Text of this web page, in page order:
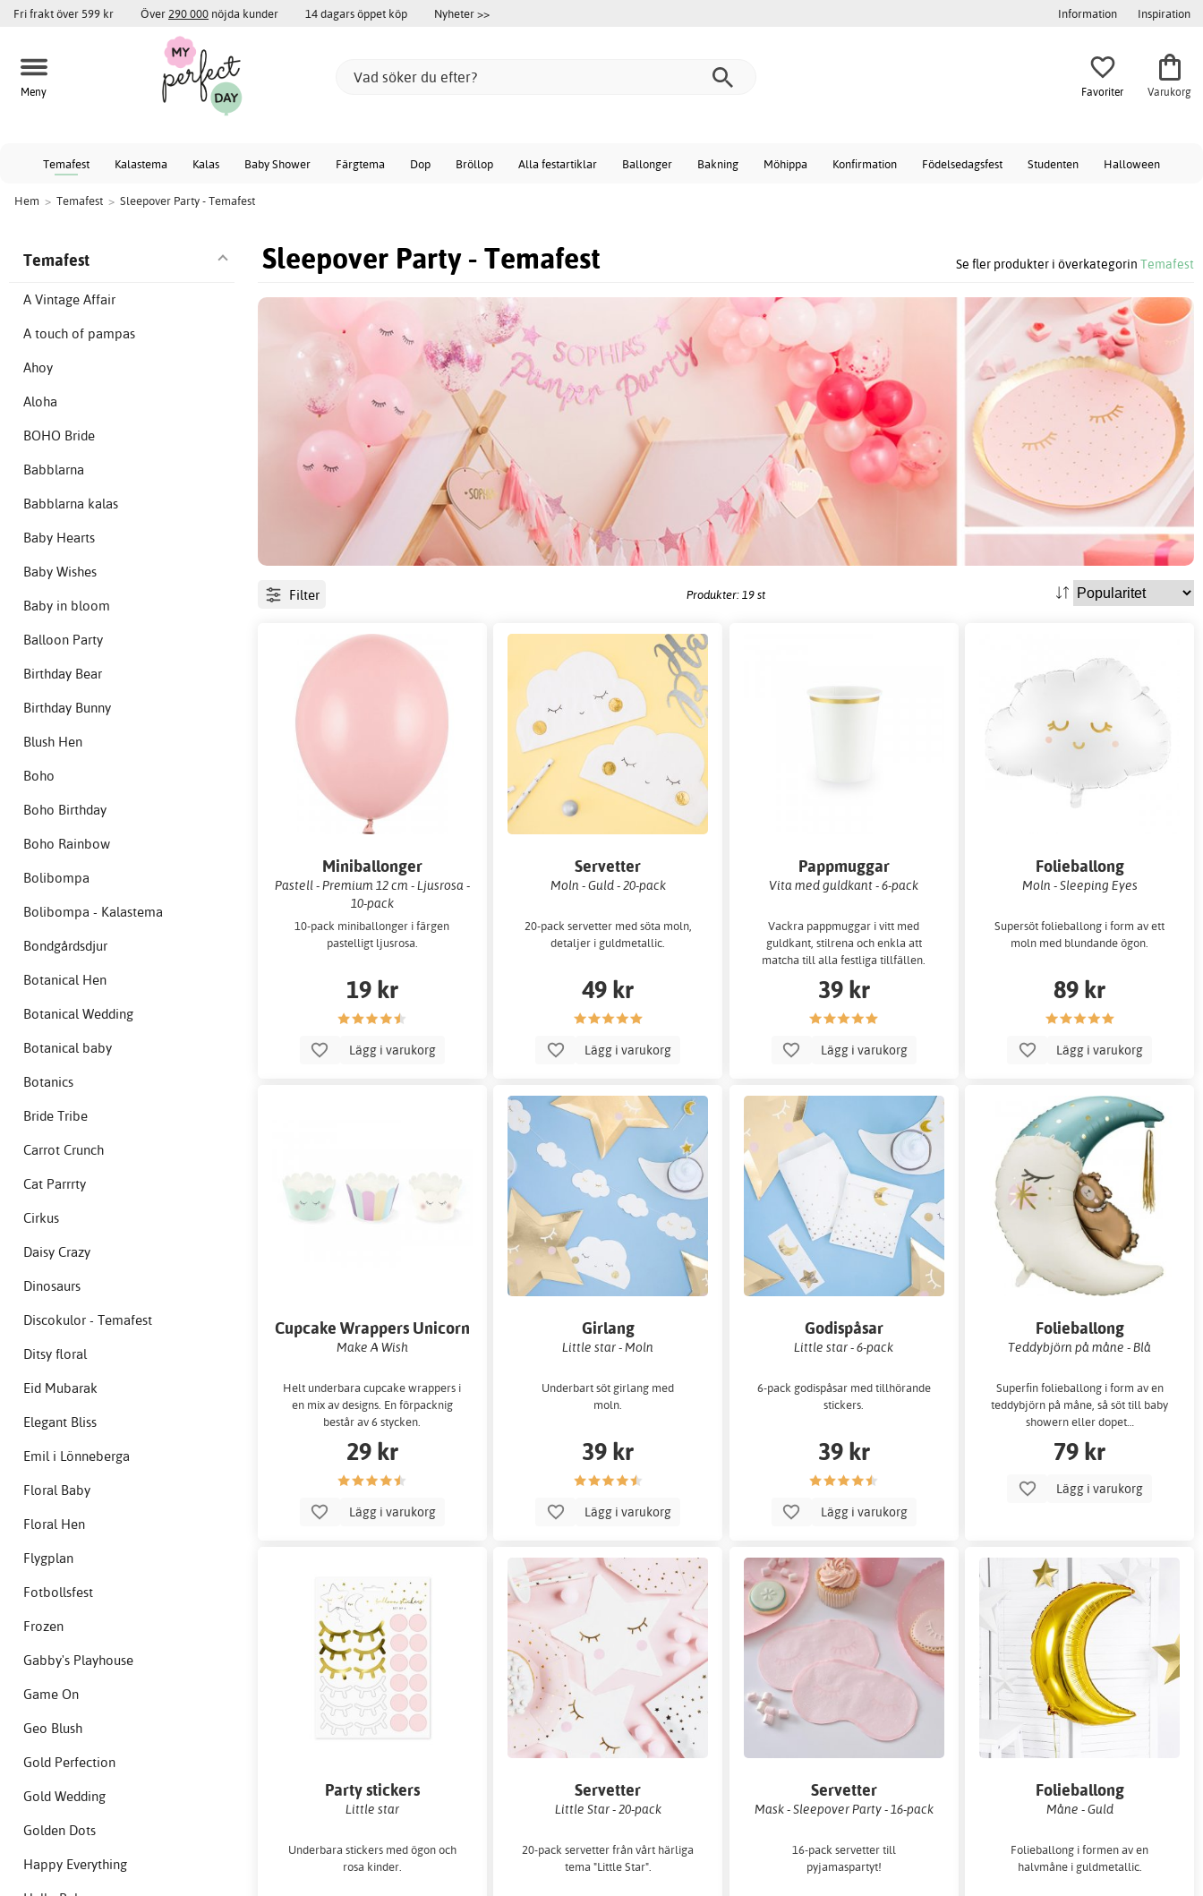
Fri frakt över 599 kr Över 290 000 nöjda kunder 14 dagars öppet köp Nyheter >> Information Inspiration
Meny Favoriter Varukorg
Temafest Kalastema Kalas Baby Shower Färgtema Dop Bröllop Alla festartiklar Ballonger Bakning Möhippa Konfirmation Födelsedagsfest Studenten Halloween
Hem > Temafest > Sleepover Party - Temafest
Sleepover Party - Temafest Se fler produkter i överkategorin Temafest
Temafest
A Vintage Affair
A touch of pampas
Ahoy
Aloha
BOHO Bride
Babblarna
Babblarna kalas
Baby Hearts
Baby Wishes
Baby in bloom
Balloon Party
Birthday Bear
Birthday Bunny
Blush Hen
Boho
Boho Birthday
Boho Rainbow
Bolibompa
Bolibompa - Kalastema
Bondgårdsdjur
Botanical Hen
Botanical Wedding
Botanical baby
Botanics
Bride Tribe
Carrot Crunch
Cat Parrrty
Cirkus
Daisy Crazy
Dinosaurs
Discokulor - Temafest
Ditsy floral
Eid Mubarak
Elegant Bliss
Emil i Lönneberga
Floral Baby
Floral Hen
Flygplan
Fotbollsfest
Frozen
Gabby's Playhouse
Game On
Geo Blush
Gold Perfection
Gold Wedding
Golden Dots
Happy Everything
Filter Produkter: 19 st
Miniballonger
Pastell - Premium 12 cm - Ljusrosa -
10-pack
10-pack miniballonger i färgen
pastelligt ljusrosa.
19 kr
Lägg i varukorg
Servetter
Moln - Guld - 20-pack
20-pack servetter med söta moln,
detaljer i guldmetallic.
49 kr
Lägg i varukorg
Pappmuggar
Vita med guldkant - 6-pack
Vackra pappmuggar i vitt med
guldkant, stilrena och enkla att
matcha till alla festliga tillfällen.
39 kr
Lägg i varukorg
Folieballong
Moln - Sleeping Eyes
Supersöt folieballong i form av ett
moln med blundande ögon.
89 kr
Lägg i varukorg
Cupcake Wrappers Unicorn
Make A Wish
Helt underbara cupcake wrappers i
en mix av designs. En förpacknig
består av 6 stycken.
29 kr
Lägg i varukorg
Girlang
Little star - Moln
Underbart söt girlang med
moln.
39 kr
Lägg i varukorg
Godispåsar
Little star - 6-pack
6-pack godispåsar med tillhörande
stickers.
39 kr
Lägg i varukorg
Folieballong
Teddybjörn på måne - Blå
Superfin folieballong i form av en
teddybjörn på måne, så söt till baby
showern eller dopet…
79 kr
Lägg i varukorg
Party stickers
Little star
Underbara stickers med ögon och
rosa kinder.
Servetter
Little Star - 20-pack
20-pack servetter från vårt härliga
tema "Little Star".
Servetter
Mask - Sleepover Party - 16-pack
16-pack servetter till
pyjamaspartyt!
Folieballong
Måne - Guld
Folieballong i formen av en
halvmåne i guldmetallic.